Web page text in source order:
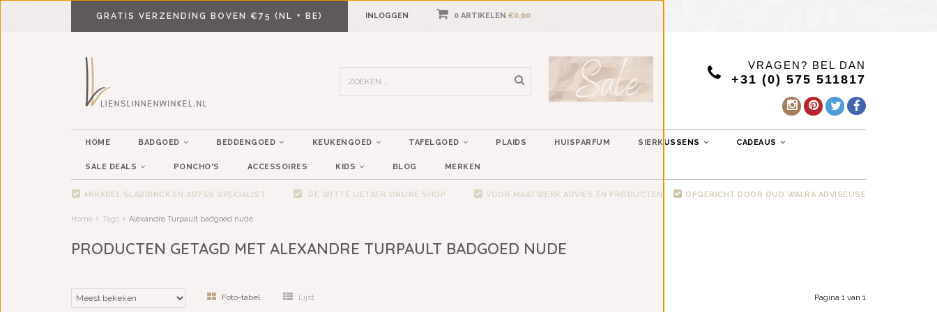
GRATIS VERZENDING BOVEN €75 (NL + BE) INLOGGEN 0 ARTIKELEN €0,00
VRAGEN? BEL DAN
+31 (0) 575 511817
HOME BADGOED BEDDENGOED KEUKENGOED TAFELGOED PLAIDS HUISPARFUM SIERKUSSENS CADEAUS
SALE DEALS PONCHO'S ACCESSOIRES KIDS BLOG MERKEN
MIRABEL SLABBINCK EN ABYSS SPECIALIST DE WITTE LIETAER ONLINE SHOP VOOR MAATWERK ADVIES EN PRODUCTEN OPGERICHT DOOR OUD WALRA ADVISEUSE
Home Tags Alexandre Turpault badgoed nude
PRODUCTEN GETAGD MET ALEXANDRE TURPAULT BADGOED NUDE
Foto-tabel Lijst Pagina 1 van 1